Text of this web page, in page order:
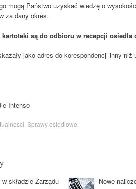
mogą Państwo uzyskać wiedzę o
za dany okres.
są do odbioru w recepcji osiedla
jako adres do korespondencji inny
Intenso
Sprawy osiedlowe
składzie Zarządu
Nowe